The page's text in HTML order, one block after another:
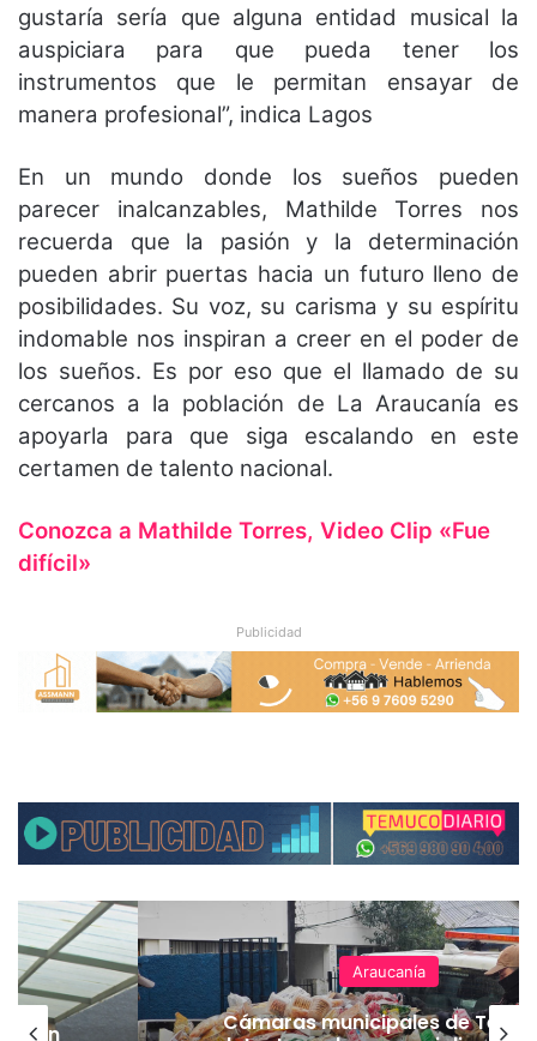
gustaría sería que alguna entidad musical la
auspiciara para que pueda tener los
instrumentos que le permitan ensayar de
manera profesional”, indica Lagos
En un mundo donde los sueños pueden
parecer inalcanzables, Mathilde Torres nos
recuerda que la pasión y la determinación
pueden abrir puertas hacia un futuro lleno de
posibilidades. Su voz, su carisma y su espíritu
indomable nos inspiran a creer en el poder de
los sueños. Es por eso que el llamado de su
cercanos a la población de La Araucanía es
apoyarla para que siga escalando en este
certamen de talento nacional.
Conozca a Mathilde Torres, Video Clip «Fue
difícil»
Publicidad
Araucanía
Cámaras municipales de